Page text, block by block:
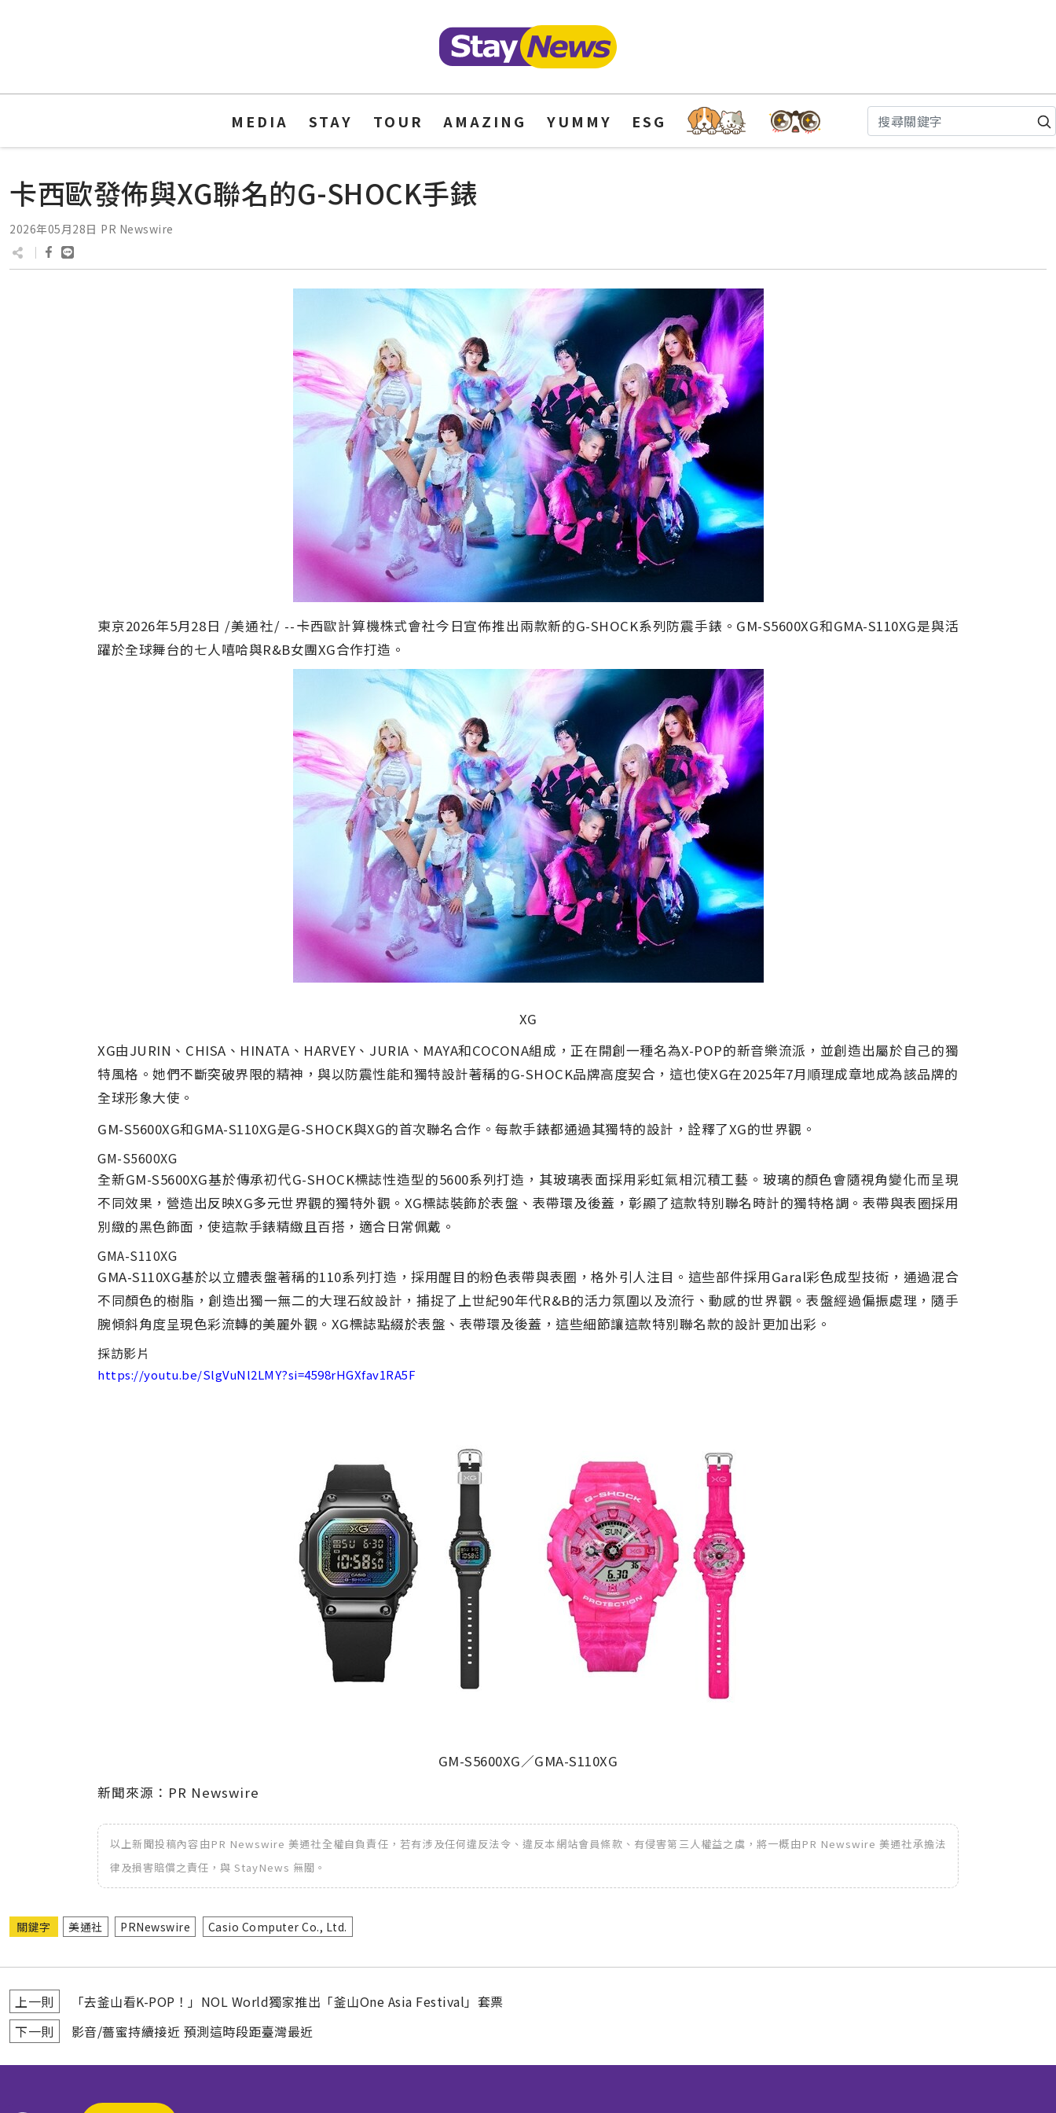
MEDIA STAY TOUR AMAZING YUMMY ESG
卡西歐發佈與XG聯名的G-SHOCK手錶
2026年05月28日 PR Newswire
東京2026年5月28日 /美通社/ --卡西歐計算機株式會社今日宣佈推出兩款新的G-SHOCK系列防震手錶。GM-S5600XG和GMA-S110XG是與活
躍於全球舞台的七人嘻哈與R&B女團XG合作打造。
XG
XG由JURIN、CHISA、HINATA、HARVEY、JURIA、MAYA和COCONA組成，正在開創一種名為X-POP的新音樂流派，並創造出屬於自己的獨
特風格。她們不斷突破界限的精神，與以防震性能和獨特設計著稱的G-SHOCK品牌高度契合，這也使XG在2025年7月順理成章地成為該品牌的
全球形象大使。
GM-S5600XG和GMA-S110XG是G-SHOCK與XG的首次聯名合作。每款手錶都通過其獨特的設計，詮釋了XG的世界觀。
GM-S5600XG
全新GM-S5600XG基於傳承初代G-SHOCK標誌性造型的5600系列打造，其玻璃表面採用彩虹氣相沉積工藝。玻璃的顏色會隨視角變化而呈現
不同效果，營造出反映XG多元世界觀的獨特外觀。XG標誌裝飾於表盤、表帶環及後蓋，彰顯了這款特別聯名時計的獨特格調。表帶與表圈採用
別緻的黑色飾面，使這款手錶精緻且百搭，適合日常佩戴。
GMA-S110XG
GMA-S110XG基於以立體表盤著稱的110系列打造，採用醒目的粉色表帶與表圈，格外引人注目。這些部件採用Garal彩色成型技術，通過混合
不同顏色的樹脂，創造出獨一無二的大理石紋設計，捕捉了上世紀90年代R&B的活力氛圍以及流行、動感的世界觀。表盤經過偏振處理，隨手
腕傾斜角度呈現色彩流轉的美麗外觀。XG標誌點綴於表盤、表帶環及後蓋，這些細節讓這款特別聯名款的設計更加出彩。
採訪影片
https://youtu.be/SlgVuNl2LMY?si=4598rHGXfav1RA5F
GM-S5600XG／GMA-S110XG
新聞來源：PR Newswire
以上新聞投稿內容由PR Newswire 美通社全權自負責任，若有涉及任何違反法令、違反本網站會員條款、有侵害第三人權益之虞，將一概由PR Newswire 美通社承擔法
律及損害賠償之責任，與 StayNews 無關。
關鍵字 美通社 PRNewswire Casio Computer Co., Ltd.
上一則
「去釜山看K-POP！」NOL World獨家推出「釜山One Asia Festival」套票
下一則
影音/薔蜜持續接近 預測這時段距臺灣最近